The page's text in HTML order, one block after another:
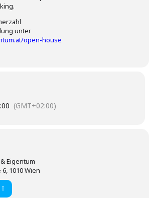
unter
open-house
(GMT+02:00)
Eigentum
1010 Wien